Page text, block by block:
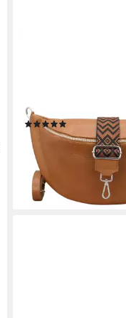
Leder, hergestellt in
69,00 € 99,00 €
-30%
lieferbar - in 3-4